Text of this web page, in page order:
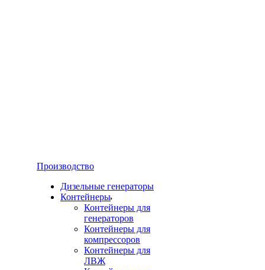
Производство
Дизельные генераторы
Контейнеры
Контейнеры для
генераторов
Контейнеры для
компрессоров
Контейнеры для
ЛВЖ